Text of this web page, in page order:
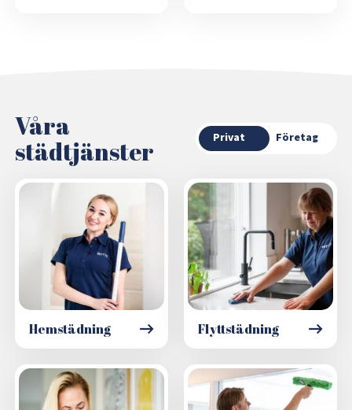
Våra
städtjänster
Privat Företag
Hemstädning Flyttstädning